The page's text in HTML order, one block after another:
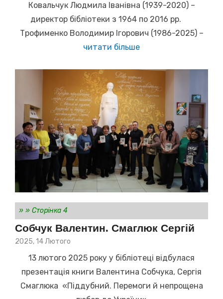
Ковальчук Людмила Іванівна (1939-2020) –
директор бібліотеки з 1964 по 2016 рр.
Трофименко Володимир Ігорович (1986-2025) –
читати більше
» » Сторінка 4
Собчук Валентин. Смаглюк Сергій
Posted
2025, 14 Лютого
13 лютого 2025 року у бібліотеці відбулася
презентація книги Валентина Собчука, Сергія
Смаглюка «Піддубний. Перемоги й непрощена